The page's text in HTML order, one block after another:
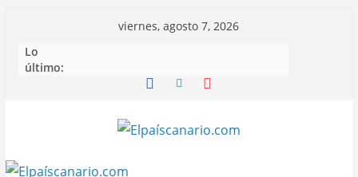
contenido
viernes, agosto 7, 2026
Lo
último: